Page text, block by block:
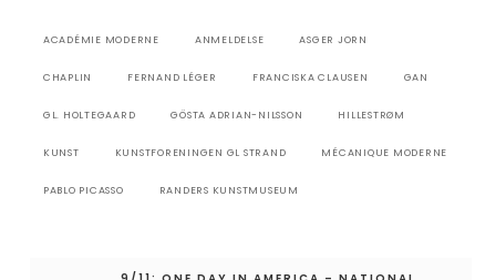
ACADÉMIE MODERNE ANMELDELSE ASGER JORN
CHAPLIN FERNAND LÉGER FRANCISKA CLAUSEN GAN
GL. HOLTEGAARD GÖSTA ADRIAN-NILSSON HILLESTRØM
KUNST KUNSTFORENINGEN GL STRAND MÉCANIQUE MODERNE
PABLO PICASSO RANDERS KUNSTMUSEUM